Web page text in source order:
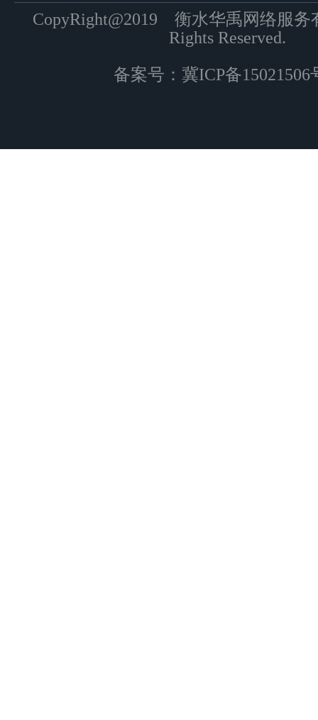
CopyRight@2019 衡水华禹网络服
Rights Reserved.
备案号： 冀ICP备15021506